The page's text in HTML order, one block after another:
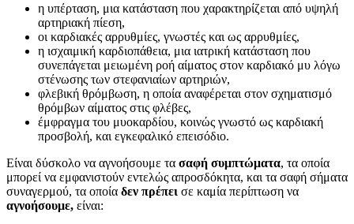
η υπέρταση, μια κατάσταση που χαρακτηρίζεται από υψηλή
αρτηριακή πίεση,
οι καρδιακές αρρυθμίες, γνωστές και ως αρρυθμίες,
η ισχαιμική καρδιοπάθεια, μια ιατρική κατάσταση που
συνεπάγεται μειωμένη ροή αίματος στον καρδιακό μυ λόγω
στένωσης των στεφανιαίων αρτηριών,
φλεβική θρόμβωση, η οποία αναφέρεται στον σχηματισμό
θρόμβων αίματος στις φλέβες,
έμφραγμα του μυοκαρδίου, κοινώς γνωστό ως καρδιακή
προσβολή, και εγκεφαλικό επεισόδιο.
Είναι δύσκολο να αγνοήσουμε τα σαφή συμπτώματα, τα οποία
μπορεί να εμφανιστούν εντελώς απροσδόκητα, και τα σαφή σήματα
συναγερμού, τα οποία δεν πρέπει σε καμία περίπτωση να
αγνοήσουμε, είναι: